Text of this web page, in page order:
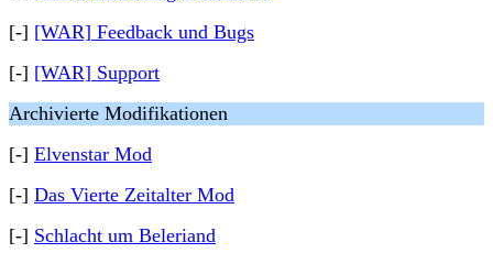
[-] [WAR] Feedback und Bugs
[-] [WAR] Support
Archivierte Modifikationen
[-] Elvenstar Mod
[-] Das Vierte Zeitalter Mod
[-] Schlacht um Beleriand